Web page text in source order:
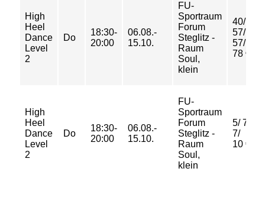
High
Heel
Dance
Level
2
Do
18:30-
20:00
06.08.-
15.10.
FU-
Sportraum
Forum
Steglitz -
Raum
Soul,
klein
40/
57/
57/
78 €
High
Heel
Dance
Level
2
Do
18:30-
20:00
06.08.-
15.10.
FU-
Sportraum
Forum
Steglitz -
Raum
Soul,
klein
5/ 7/
7/
10 €